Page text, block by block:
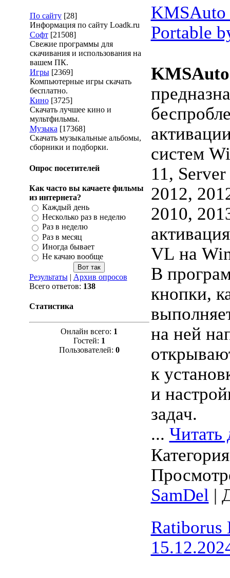
По сайту [28]
Информация по сайту Loadk.ru
Софт [21508]
Свежие программы для
скачивания и использования на
вашем ПК.
Игры [2369]
Компьютерные игры скачать
бесплатно.
Кино [3725]
Скачать лучшее кино и
мультфильмы.
Музыка [17368]
Скачать музыкальные альбомы,
сборники и подборки.
Опрос посетителей
Как часто вы качаете фильмы
из интернета?
Каждый день
Несколько раз в неделю
Раз в неделю
Раз в месяц
Иногда бывает
Не качаю вообще
Результаты| Архив опросов
Всего ответов: 138
Статистика
Онлайн всего: 1
Гостей: 1
Пользователей: 0
KMSAuto
Portable
систем
11,
2012,
2010,
VL на
В
кнопки,
на ней
к
и
задач.
... Читать
SamDel |
Ratiborus